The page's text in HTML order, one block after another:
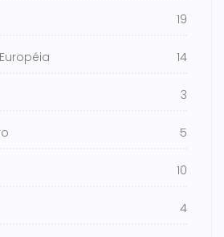
19
14
3
5
10
4